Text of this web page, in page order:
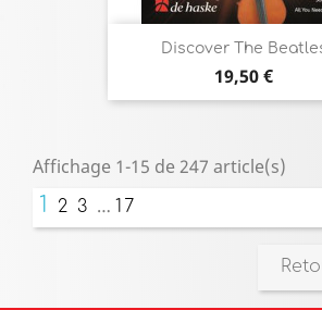
Discover The
Prix
19,50 €
Affichage 1-15 de 247 article(s)
1 2 3 … 17